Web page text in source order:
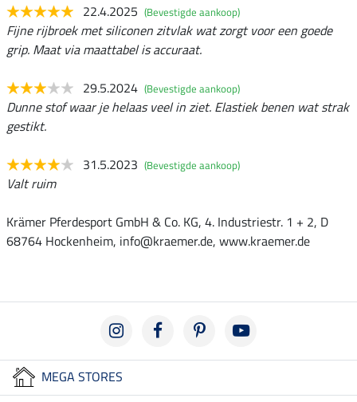
22.4.2025 (Bevestigde aankoop)
Fijne rijbroek met siliconen zitvlak wat zorgt voor een goede
grip. Maat via maattabel is accuraat.
29.5.2024 (Bevestigde aankoop)
Dunne stof waar je helaas veel in ziet. Elastiek benen wat strak
gestikt.
31.5.2023 (Bevestigde aankoop)
Valt ruim
Krämer Pferdesport GmbH & Co. KG, 4. Industriestr. 1 + 2, D
68764 Hockenheim, info@kraemer.de, www.kraemer.de
MEGA STORES